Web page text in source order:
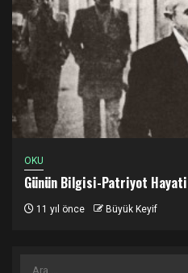
OKU
Günün Bilgisi-Patriyot Hayati
11 yıl önce Büyük Keyif
Arama: